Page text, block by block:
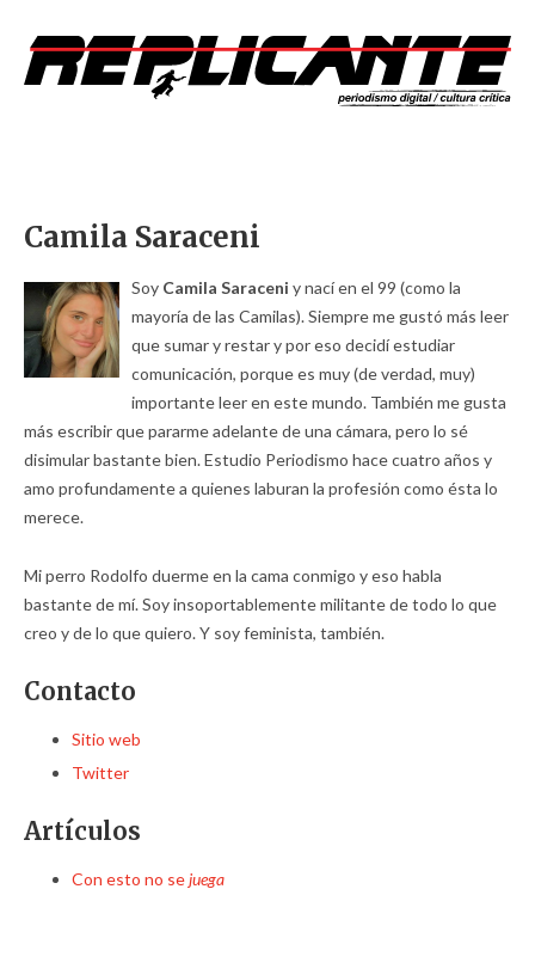
Camila Saraceni
Soy Camila Saraceni y nací en el 99 (como la
mayoría de las Camilas). Siempre me gustó más leer
que sumar y restar y por eso decidí estudiar
comunicación, porque es muy (de verdad, muy)
importante leer en este mundo. También me gusta
más escribir que pararme adelante de una cámara, pero lo sé
disimular bastante bien. Estudio Periodismo hace cuatro años y
amo profundamente a quienes laburan la profesión como ésta lo
merece.
Mi perro Rodolfo duerme en la cama conmigo y eso habla
bastante de mí. Soy insoportablemente militante de todo lo que
creo y de lo que quiero. Y soy feminista, también.
Contacto
Sitio web
Twitter
Artículos
Con esto no sejuega